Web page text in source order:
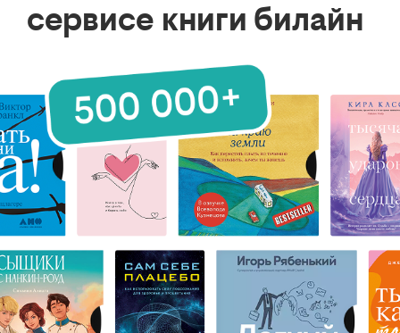
сервисе книги билайн